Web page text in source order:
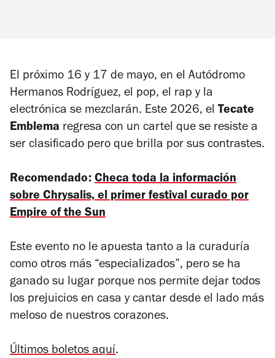
El próximo 16 y 17 de mayo, en el Autódromo
Hermanos Rodríguez, el pop, el rap y la
electrónica se mezclarán. Este 2026, el Tecate
Emblema regresa con un cartel que se resiste a
ser clasificado pero que brilla por sus contrastes.
Recomendado: Checa toda la información
sobre Chrysalis, el primer festival curado por
Empire of the Sun
Este evento no le apuesta tanto a la curaduría
como otros más “especializados”, pero se ha
ganado su lugar porque nos permite dejar todos
los prejuicios en casa y cantar desde el lado más
meloso de nuestros corazones.
Últimos boletos aquí.